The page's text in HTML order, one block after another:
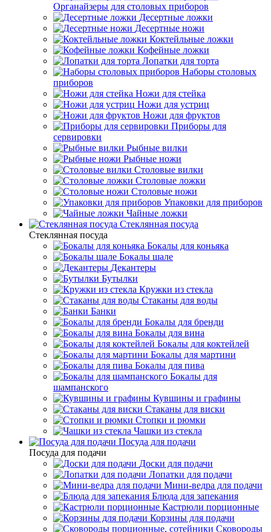
Органайзеры для столовых приборов
Десертные ложки
Десертные ножи
Коктейльные ложки
Кофейные ложки
Лопатки для торта
Наборы столовых
приборов
Ножи для стейка
Ножи для устриц
Ножи для фруктов
Приборы для
сервировки
Рыбные вилки
Рыбные ножи
Столовые вилки
Столовые ложки
Столовые ножи
Упаковки для приборов
Чайные ложки
Стеклянная посуда
Стеклянная посуда
Бокалы для коньяка
Бокалы шале
Декантеры
Бутылки
Кружки из стекла
Стаканы для воды
Банки
Бокалы для бренди
Бокалы для вина
Бокалы для коктейлей
Бокалы для мартини
Бокалы для пива
Бокалы для
шампанского
Кувшины и графины
Стаканы для виски
Стопки и рюмки
Чашки из стекла
Посуда для подачи
Посуда для подачи
Доски для подачи
Лопатки для подачи
Мини-ведра для подачи
Блюда для запекания
Кастрюли порционные
Корзины для подачи
Сковороды